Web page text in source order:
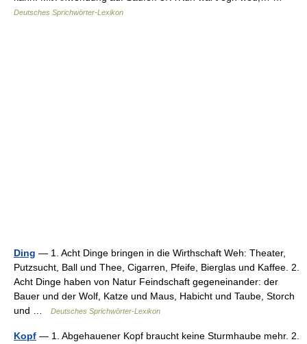
Deutsches Sprichwörter-Lexikon
Ding — 1. Acht Dinge bringen in die Wirthschaft Weh: Theater,
Putzsucht, Ball und Thee, Cigarren, Pfeife, Bierglas und Kaffee. 2.
Acht Dinge haben von Natur Feindschaft gegeneinander: der
Bauer und der Wolf, Katze und Maus, Habicht und Taube, Storch
und …
Deutsches Sprichwörter-Lexikon
Kopf — 1. Abgehauener Kopf braucht keine Sturmhaube mehr. 2.